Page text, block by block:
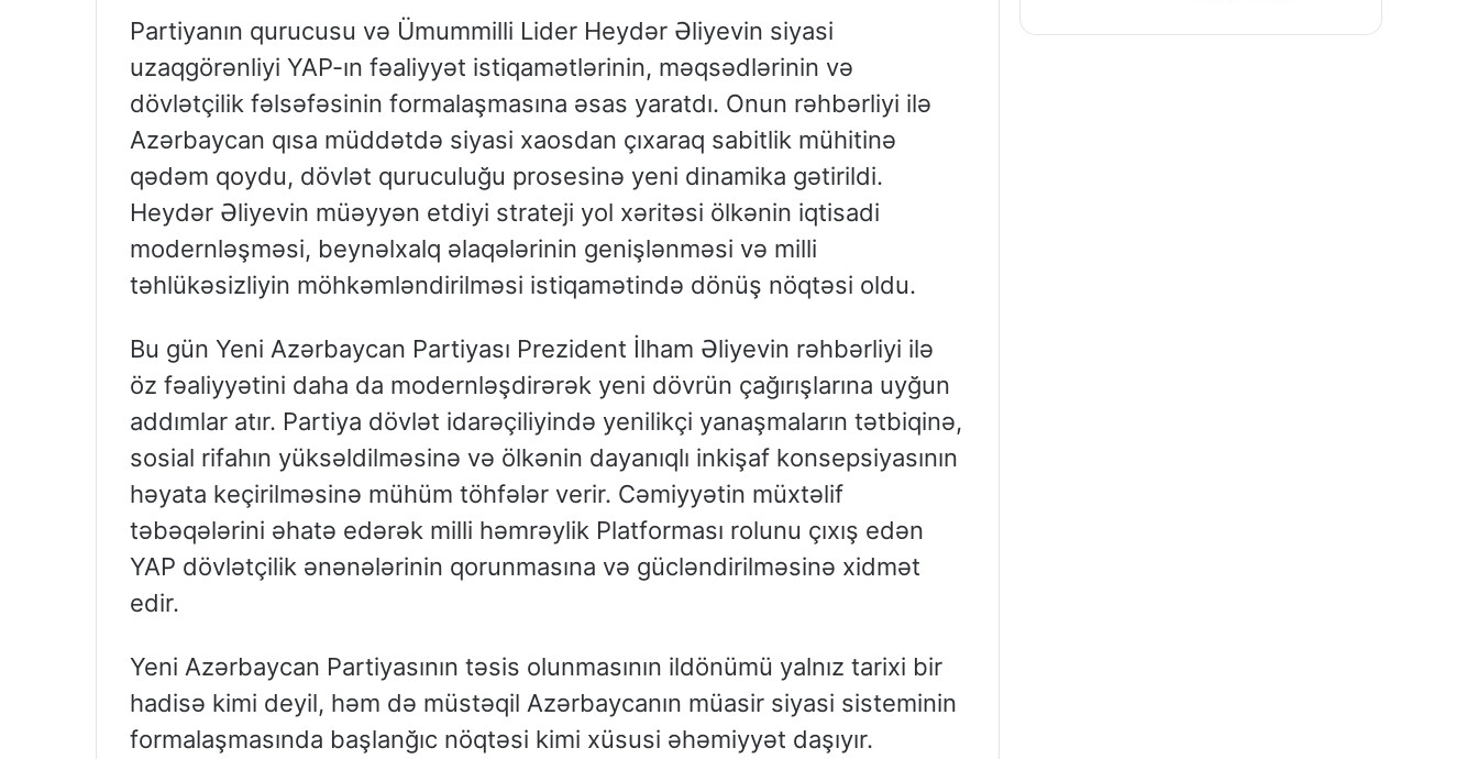
Partiyanın qurucusu və Ümummilli Lider Heydər Əliyevin siyasi
uzaqgörənliyi YAP-ın fəaliyyət istiqamətlərinin, məqsədlərinin və
dövlətçilik fəlsəfəsinin formalaşmasına əsas yaratdı. Onun rəhbərliyi ilə
Azərbaycan qısa müddətdə siyasi xaosdan çıxaraq sabitlik mühitinə
qədəm qoydu, dövlət quruculuğu prosesinə yeni dinamika gətirildi.
Heydər Əliyevin müəyyən etdiyi strateji yol xəritəsi ölkənin iqtisadi
modernləşməsi, beynəlxalq əlaqələrinin genişlənməsi və milli
təhlükəsizliyin möhkəmləndirilməsi istiqamətində dönüş nöqtəsi oldu.
Bu gün Yeni Azərbaycan Partiyası Prezident İlham Əliyevin rəhbərliyi ilə
öz fəaliyyətini daha da modernləşdirərək yeni dövrün çağırışlarına uyğun
addımlar atır. Partiya dövlət idarəçiliyində yenilikçi yanaşmaların tətbiqinə,
sosial rifahın yüksəldilməsinə və ölkənin dayanıqlı inkişaf konsepsiyasının
həyata keçirilməsinə mühüm töhfələr verir. Cəmiyyətin müxtəlif
təbəqələrini əhatə edərək milli həmrəylik Platforması rolunu çıxış edən
YAP dövlətçilik ənənələrinin qorunmasına və gücləndirilməsinə xidmət
edir.
Yeni Azərbaycan Partiyasının təsis olunmasının ildönümü yalnız tarixi bir
hadisə kimi deyil, həm də müstəqil Azərbaycanın müasir siyasi sisteminin
formalaşmasında başlanğıc nöqtəsi kimi xüsusi əhəmiyyət daşıyır.